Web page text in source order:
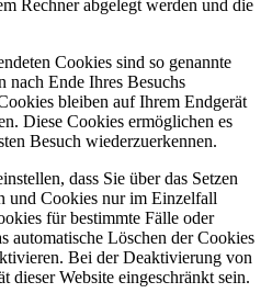
Rechner abgelegt werden und die
Cookies sind so genannte
nach Ende Ihres Besuchs
bleiben auf Ihrem Endgerät
Diese Cookies ermöglichen es
Besuch wiederzuerkennen.
dass Sie über das Setzen
und Cookies nur im Einzelfall
für bestimmte Fälle oder
automatische Löschen der Cookies
Bei der Deaktivierung von
dieser Website eingeschränkt sein.